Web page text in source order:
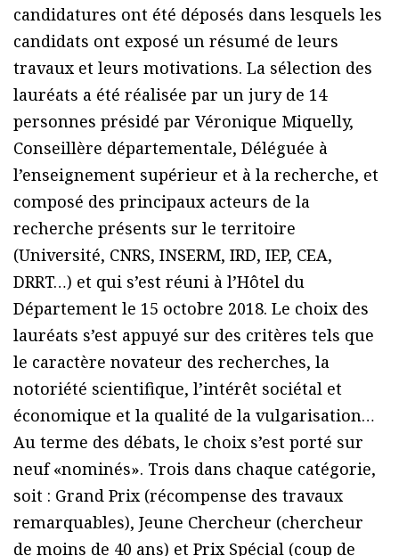
candidatures ont été déposés dans lesquels les
candidats ont exposé un résumé de leurs
travaux et leurs motivations. La sélection des
lauréats a été réalisée par un jury de 14
personnes présidé par Véronique Miquelly,
Conseillère départementale, Déléguée à
l’enseignement supérieur et à la recherche, et
composé des principaux acteurs de la
recherche présents sur le territoire
(Université, CNRS, INSERM, IRD, IEP, CEA,
DRRT…) et qui s’est réuni à l’Hôtel du
Département le 15 octobre 2018. Le choix des
lauréats s’est appuyé sur des critères tels que
le caractère novateur des recherches, la
notoriété scientifique, l’intérêt sociétal et
économique et la qualité de la vulgarisation…
Au terme des débats, le choix s’est porté sur
neuf «nominés». Trois dans chaque catégorie,
soit : Grand Prix (récompense des travaux
remarquables), Jeune Chercheur (chercheur
de moins de 40 ans) et Prix Spécial (coup de